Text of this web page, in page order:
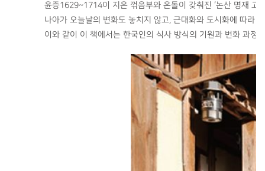
윤증1629~1714이 지은 꺾음부와 온돌이 갖춰진 ‘논산 명재 고
나아가 오늘날의 변화도 놓치지 않고, 근대화와 도시화에 따라
이와 같이 이 책에서는 한국인의 식사 방식의 기원과 변화 과정